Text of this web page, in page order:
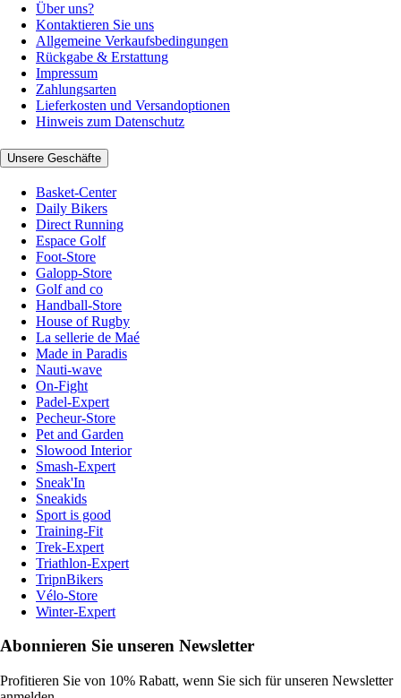
Über uns?
Kontaktieren Sie uns
Allgemeine Verkaufsbedingungen
Rückgabe & Erstattung
Impressum
Zahlungsarten
Lieferkosten und Versandoptionen
Hinweis zum Datenschutz
Unsere Geschäfte
Basket-Center
Daily Bikers
Direct Running
Espace Golf
Foot-Store
Galopp-Store
Golf and co
Handball-Store
House of Rugby
La sellerie de Maé
Made in Paradis
Nauti-wave
On-Fight
Padel-Expert
Pecheur-Store
Pet and Garden
Slowood Interior
Smash-Expert
Sneak'In
Sneakids
Sport is good
Training-Fit
Trek-Expert
Triathlon-Expert
TripnBikers
Vélo-Store
Winter-Expert
Abonnieren Sie unseren Newsletter
Profitieren Sie von 10% Rabatt, wenn Sie sich für unseren Newsletter